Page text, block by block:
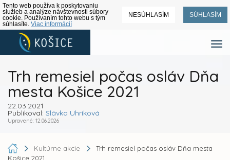
Tento web používa k poskytovaniu
služieb a analýze návštevnosti súbory
cookie. Používaním tohto webu s tým
súhlasíte. Viac informácií
NESÚHLASÍM SÚHLASÍM
Trh remesiel počas osláv Dňa
mesta Košice 2021
22.03.2021
Publikoval: Slávka Uhríková
Upravené: 12.06.2026
Kultúrne akcie
Trh remesiel počas osláv Dňa mesta
Košice 2021